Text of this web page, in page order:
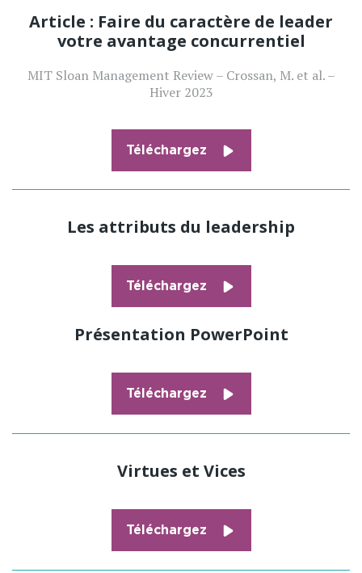
Article : Faire du caractère de leader
votre avantage concurrentiel
MIT Sloan Management Review – Crossan, M. et al. –
Hiver 2023
Téléchargez
Les attributs du leadership
Téléchargez
Présentation PowerPoint
Téléchargez
Virtues et Vices
Téléchargez